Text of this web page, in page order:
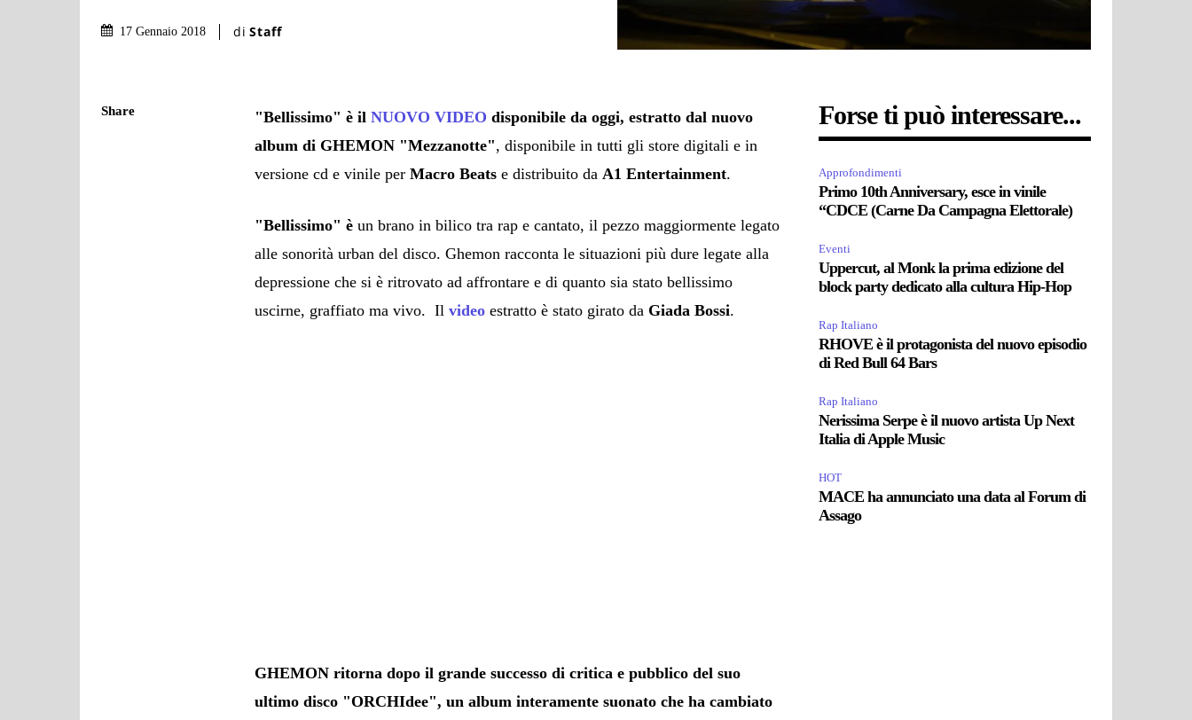
17 Gennaio 2018 di Staff
Share "Bellissimo" è ilNUOVO VIDEO disponibile da oggi, estratto dal nuovo
album di GHEMON "Mezzanotte", disponibile in tutti gli store digitali e in
versione cd e vinile perMacro Beats e distribuito daA1 Entertainment.
"Bellissimo" è un brano in bilico tra rap e cantato, il pezzo maggiormente legato
alle sonorità urban del disco. Ghemon racconta le situazioni più dure legate alla
depressione che si è ritrovato ad affrontare e di quanto sia stato bellissimo
uscirne, graffiato ma vivo. Ilvideo estratto è stato girato da Giada Bossi.
GHEMON ritorna dopo il grande successo di critica e pubblico del suo
ultimo disco "ORCHIdee", un album interamente suonato che ha cambiato
Forse ti può interessare...
Approfondimenti
Primo 10th Anniversary, esce in vinile
“CDCE (Carne Da Campagna Elettorale)
Eventi
Uppercut, al Monk la prima edizione del
block party dedicato alla cultura Hip-Hop
Rap Italiano
RHOVE è il protagonista del nuovo episodio
di Red Bull 64 Bars
Rap Italiano
Nerissima Serpe è il nuovo artista Up Next
Italia di Apple Music
HOT
MACE ha annunciato una data al Forum di
Assago